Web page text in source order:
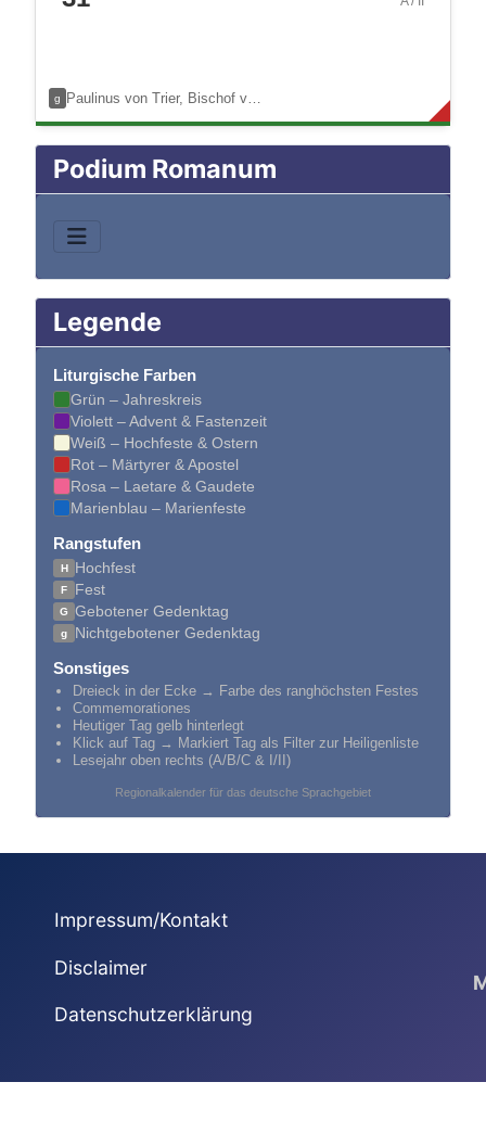
g Paulinus von Trier, Bischof v…
Podium Romanum
Legende
Liturgische Farben
Grün – Jahreskreis
Violett – Advent & Fastenzeit
Weiß – Hochfeste & Ostern
Rot – Märtyrer & Apostel
Rosa – Laetare & Gaudete
Marienblau – Marienfeste
Rangstufen
H Hochfest
F Fest
G Gebotener Gedenktag
g Nichtgebotener Gedenktag
Sonstiges
Dreieck in der Ecke → Farbe des ranghöchsten Festes
Commemorationes
Heutiger Tag gelb hinterlegt
Klick auf Tag → Markiert Tag als Filter zur Heiligenliste
Lesejahr oben rechts (A/B/C & I/II)
Regionalkalender für das deutsche Sprachgebiet
Impressum/Kontakt
Disclaimer
Datenschutzerklärung